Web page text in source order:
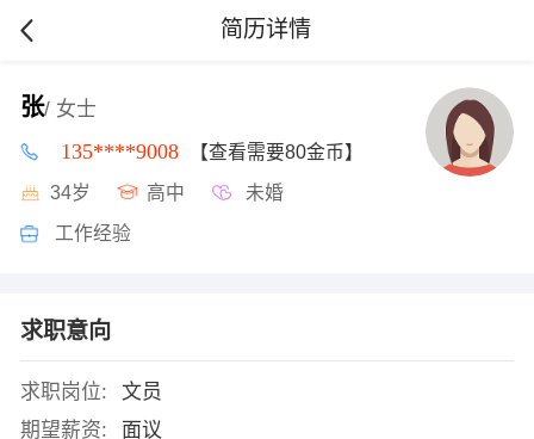
简历详情
张/ 女士
135****9008 【查看需要80金币】
34岁 高中 未婚
工作经验
求职意向
求职岗位:
文员
期望薪资:
面议